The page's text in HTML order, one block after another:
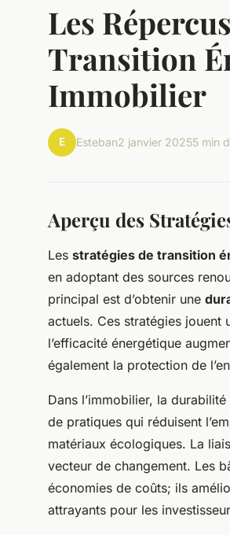
Les
Transition
Immobilier
E Esteban2 janvier 20255 min
Aperçu des
Les stratégies de transition
en adoptant des sources
principal est d’obtenir une
actuels. Ces stratégies
l’efficacité énergétique
également la protection de
Dans l’immobilier, la
de pratiques qui réduisent
matériaux écologiques. La
vecteur de changement. Les
économies de coûts; ils
attrayants pour les